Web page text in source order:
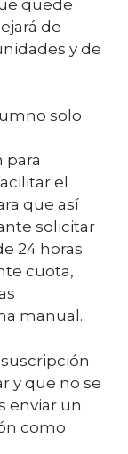
quede
de
y de
solo
para
el
que así
solicitar
24 horas
cuota,
manual.
y que no se
enviar un
como